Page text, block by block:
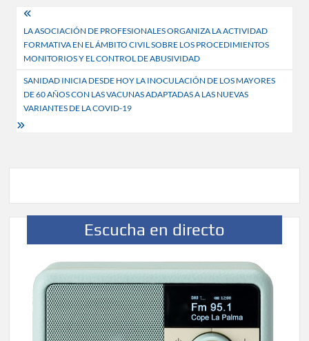
Navegación
de
entradas
LA ASOCIACIÓN DE PROFESIONALES ORGANIZA LA ACTIVIDAD
FORMATIVA EN EL ÁMBITO CIVIL SOBRE LOS PROCEDIMIENTOS
MONITORIOS Y EL CONTROL DE ABUSIVIDAD
SANIDAD INICIA DESDE HOY LA INOCULACIÓN DE LOS MAYORES
DE 60 AÑOS CON LAS VACUNAS ADAPTADAS A LAS NUEVAS
VARIANTES DE LA COVID-19
Escucha en directo